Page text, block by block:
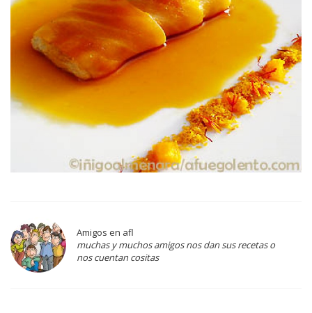
Amigos en afl
muchas y muchos amigos nos dan sus recetas o
nos cuentan cositas